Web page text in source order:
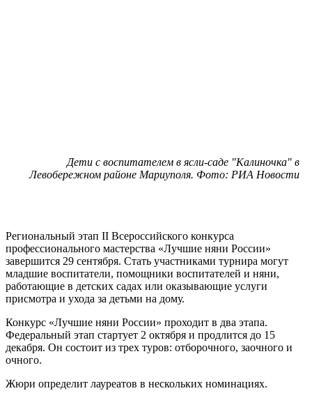
Дети с воспитателем в ясли-саде "Калиночка" в
Левобережном районе Мариуполя. Фото: РИА Новости
Региональный этап II Всероссийского конкурса
профессионального мастерства «Лучшие няни России»
завершится 29 сентября. Стать участниками турнира могут
младшие воспитатели, помощники воспитателей и няни,
работающие в детских садах или оказывающие услуги
присмотра и ухода за детьми на дому.
Конкурс «Лучшие няни России» проходит в два этапа.
Федеральный этап стартует 2 октября и продлится до 15
декабря. Он состоит из трех туров: отборочного, заочного и
очного.
Жюри определит лауреатов в нескольких номинациях.